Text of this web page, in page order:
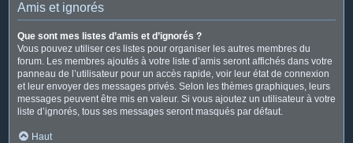
Amis et ignorés
Que sont mes listes d’amis et d’ignorés ?
Vous pouvez utiliser ces listes pour organiser les autres membres du
forum. Les membres ajoutés à votre liste d’amis seront affichés dans votre
panneau de l’utilisateur pour un accès rapide, voir leur état de connexion
et leur envoyer des messages privés. Selon les thèmes graphiques, leurs
messages peuvent être mis en valeur. Si vous ajoutez un utilisateur à votre
liste d’ignorés, tous ses messages seront masqués par défaut.
Haut